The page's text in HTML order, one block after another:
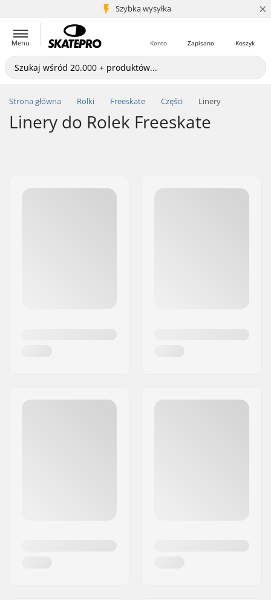
Szybka wysyłka
5+ mln klientów ×
Menu Koszyk
Zapisano
Konto
Strona główna Rolki Freeskate Części Linery
Linery do Rolek Freeskate